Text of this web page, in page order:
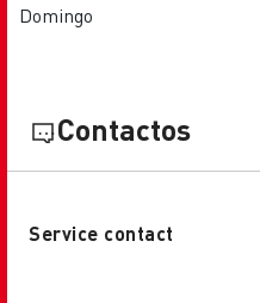
Domingo
Contactos
Service contact